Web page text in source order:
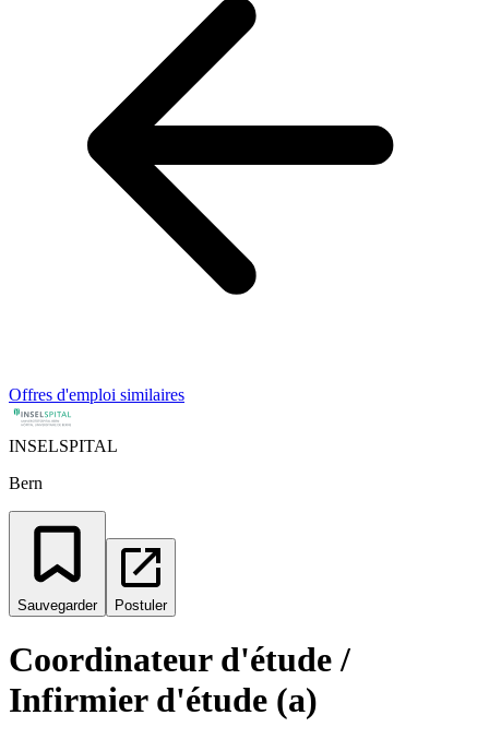
Offres d'emploi similaires
INSELSPITAL
Bern
Sauvegarder Postuler
Coordinateur d'étude /
Infirmier d'étude (a)